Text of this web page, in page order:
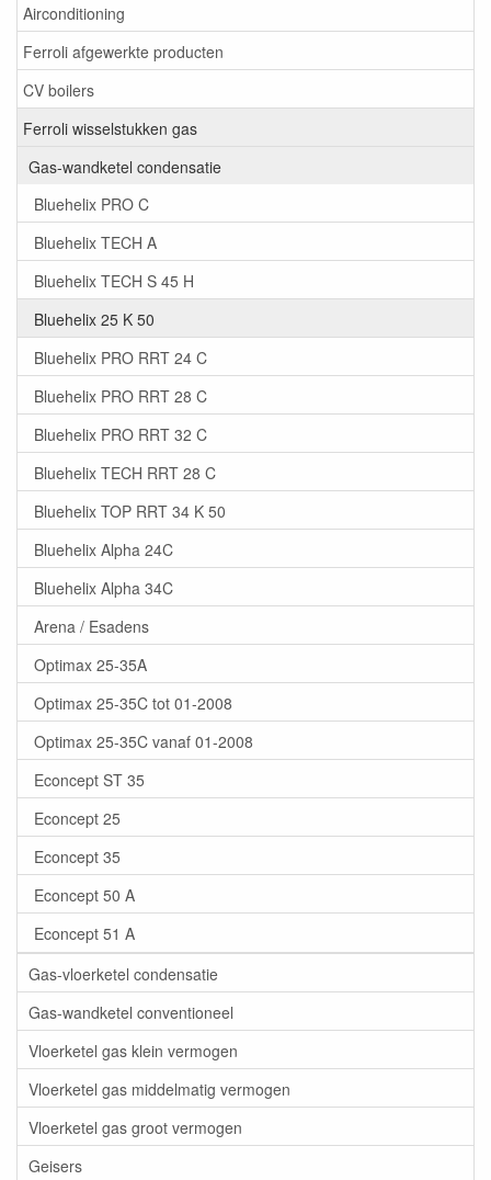
Airconditioning
Ferroli afgewerkte producten
CV boilers
Ferroli wisselstukken gas
Gas-wandketel condensatie
Bluehelix PRO C
Bluehelix TECH A
Bluehelix TECH S 45 H
Bluehelix 25 K 50
Bluehelix PRO RRT 24 C
Bluehelix PRO RRT 28 C
Bluehelix PRO RRT 32 C
Bluehelix TECH RRT 28 C
Bluehelix TOP RRT 34 K 50
Bluehelix Alpha 24C
Bluehelix Alpha 34C
Arena / Esadens
Optimax 25-35A
Optimax 25-35C tot 01-2008
Optimax 25-35C vanaf 01-2008
Econcept ST 35
Econcept 25
Econcept 35
Econcept 50 A
Econcept 51 A
Gas-vloerketel condensatie
Gas-wandketel conventioneel
Vloerketel gas klein vermogen
Vloerketel gas middelmatig vermogen
Vloerketel gas groot vermogen
Geisers